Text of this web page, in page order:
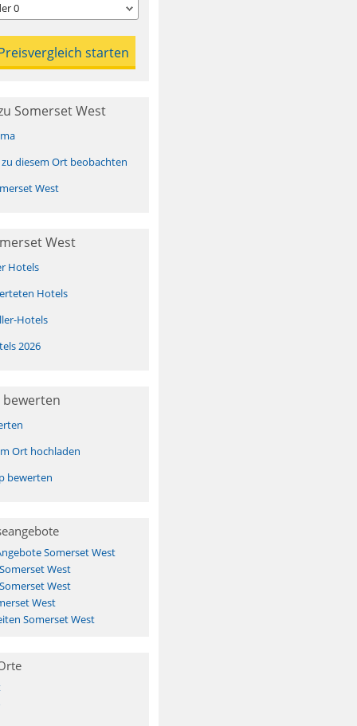
0
Somerset West
diesem Ort beobachten
West
West
Hotels
Hotels
Hotels
2026
Ort hochladen
bewerten
Somerset West
West
West
West
Somerset West